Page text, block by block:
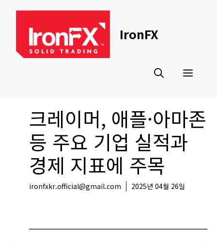
content
IronFX
크레이머, 애플·아마존
등 주요 기업 실적과
경제 지표에 주목
ironfxkr.official@gmail.com 2025년 04월 26일